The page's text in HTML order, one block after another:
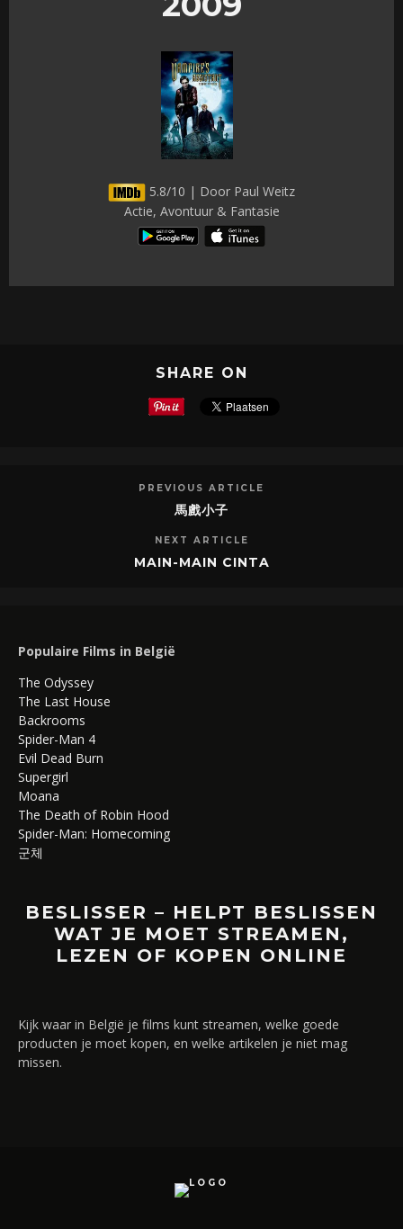
5.8/10 | Door Paul Weitz
Actie, Avontuur & Fantasie
SHARE ON
PREVIOUS ARTICLE
馬戲小子
NEXT ARTICLE
MAIN-MAIN CINTA
Populaire Films in België
The Odyssey
The Last House
Backrooms
Spider-Man 4
Evil Dead Burn
Supergirl
Moana
The Death of Robin Hood
Spider-Man: Homecoming
군체
BESLISSER – HELPT BESLISSEN
WAT JE MOET STREAMEN,
LEZEN OF KOPEN ONLINE
Kijk waar in België je films kunt streamen, welke goede
producten je moet kopen, en welke artikelen je niet mag
missen.